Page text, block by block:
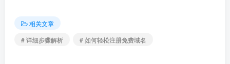
相关文章
# 详细步骤解析
# 如何轻松注册免费域名